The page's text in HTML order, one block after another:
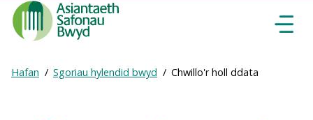
Food
Standards
Agency
Frontpage
Breadcrumb
Expand
breadcrumb
Hafan Sgoriau hylendid bwyd Chwillo'r holl ddata